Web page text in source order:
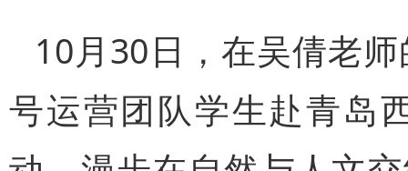
10月30日，在吴倩老
号运营团队学生赴青岛